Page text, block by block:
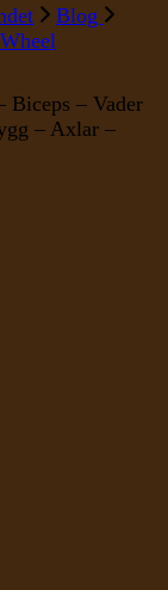
Blog
Biceps – Vader
– Axlar –